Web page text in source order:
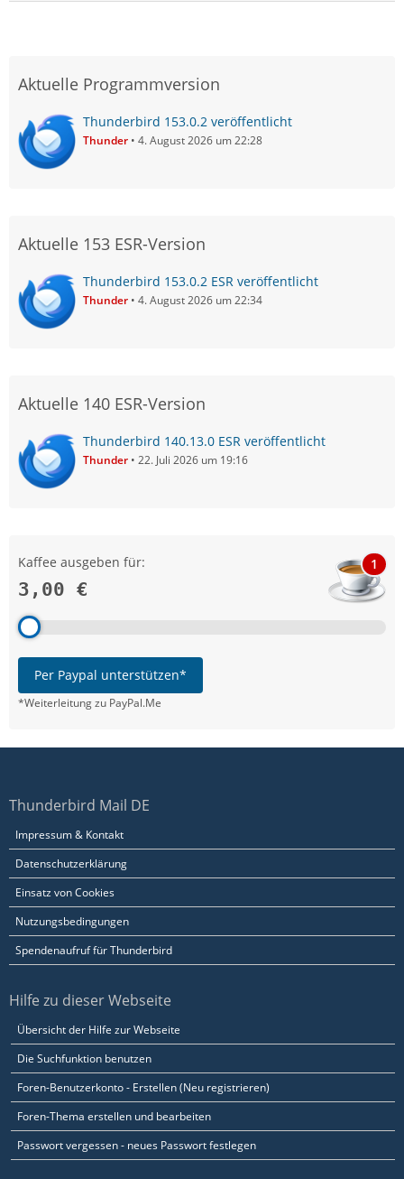
Aktuelle Programmversion
Thunderbird 153.0.2 veröffentlicht
Thunder 4. August 2026 um 22:28
Aktuelle 153 ESR-Version
Thunderbird 153.0.2 ESR veröffentlicht
Thunder 4. August 2026 um 22:34
Aktuelle 140 ESR-Version
Thunderbird 140.13.0 ESR veröffentlicht
Thunder 22. Juli 2026 um 19:16
Kaffee ausgeben für:
3,00 €
1
Per Paypal unterstützen*
*Weiterleitung zu PayPal.Me
Thunderbird Mail DE
Impressum & Kontakt
Datenschutzerklärung
Einsatz von Cookies
Nutzungsbedingungen
Spendenaufruf für Thunderbird
Hilfe zu dieser Webseite
Übersicht der Hilfe zur Webseite
Die Suchfunktion benutzen
Foren-Benutzerkonto - Erstellen (Neu registrieren)
Foren-Thema erstellen und bearbeiten
Passwort vergessen - neues Passwort festlegen